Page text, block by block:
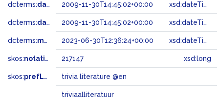
dcterms:dateAccepted 2009-11-30T14:45:02+00:00 xsd:dateTime
dcterms:dateSubmitted 2009-11-30T14:45:02+00:00 xsd:dateTime
dcterms:modified 2023-06-30T12:36:24+00:00 xsd:dateTime
skos:notation 217147 xsd:long
skos:prefLabel trivia literature @en
triviaalliteratuur